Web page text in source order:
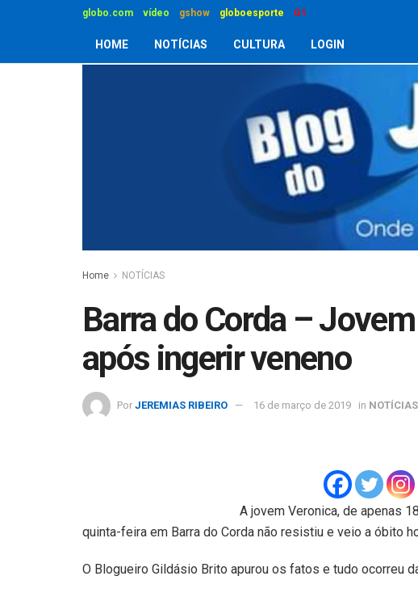
globo.com vídeo gshow globoesporte G1
HOME NOTÍCIAS CULTURA LOGIN
Home NOTÍCIAS
Barra do Corda –
após ingerir veneno
Por JEREMIAS RIBEIRO 16 de março de 2019 in NOTÍCIAS
A jovem Veronica, de apenas
quinta-feira em Barra do Corda não resistiu e veio a óbito
O Blogueiro Gildásio Brito apurou os fatos e tudo ocorreu